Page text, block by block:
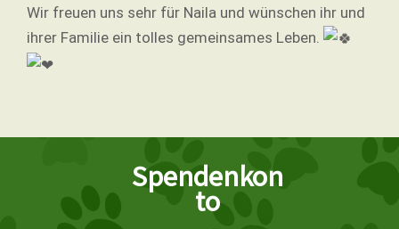
Wir freuen uns sehr für Naila und wünschen ihr und
ihrer Familie ein tolles gemeinsames Leben.
Spendenkon
to